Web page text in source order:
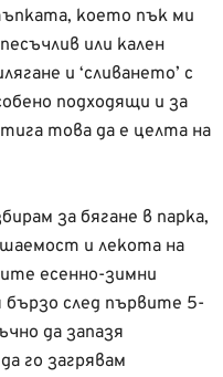
което пък ми
или кален
и ‘сливането’ с
подходящи и за
това да е целта на
за бягане в парка,
и лекота на
есенно-зимни
след първите 5-
да запазя
го загрявам